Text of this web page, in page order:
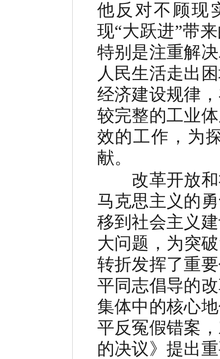
他反对不顾现
现“大跃进”带
特别是注重解
人民生活走出
经济建设规律
较完整的工业
效的工作，为
献。
改革开放和
马克思主义的
移到社会主义
大问题，为突
转折发挥了重
平同志倡导的
集体中的核心
平反冤假错案
的决议》提出